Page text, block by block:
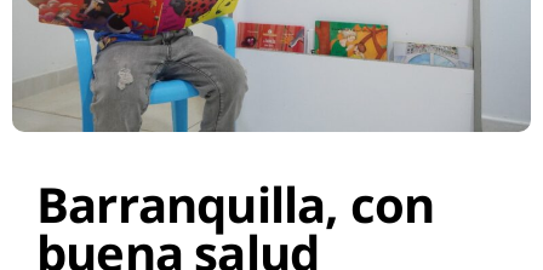
Barranquilla, con
buena salud